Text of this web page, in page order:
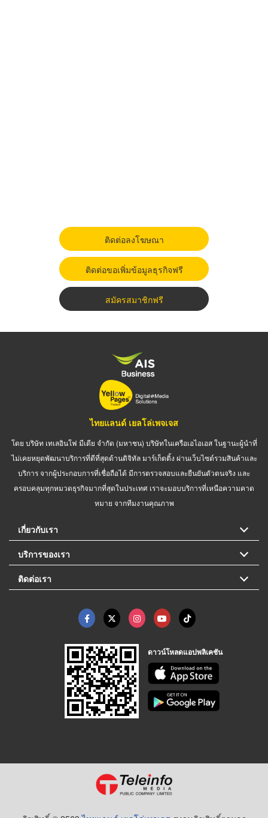
ติดต่อลงโฆษณา
ติดต่อขอเพิ่มข้อมูลธุรกิจฟรี
สมัครสมาชิกฟรี
ไทยแลนด์ เยลโล่เพจเจส
โดย บริษัท เทเลอินโฟ มีเดีย จำกัด (มหาชน) บริษัทในเครือเอไอเอส ในฐานะผู้นำที่
ไม่เคยหยุดพัฒนาบริการที่ดีที่สุดด้านดิจิทัล มาร์เก็ตติ้ง ผ่านเว็บไซต์รวมสินค้าและ
บริการ จากผู้ประกอบการที่เชื่อถือได้ มีการตรวจสอบและยืนยันตัวตนจริง และ
ครอบคลุมทุกหมวดธุรกิจมากที่สุดในประเทศ เราจะมอบบริการที่เหนือความคาด
หมาย จากทีมงานคุณภาพ
เกี่ยวกับเรา
บริการของเรา
ติดต่อเรา
ดาวน์โหลดแอปพลิเคชัน